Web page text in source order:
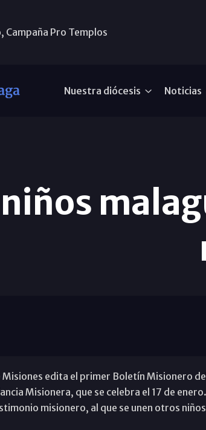
Campaña Pro Templos
Nuestra diócesis Noticias
niños
Misiones edita el primer Boletín Misionero
Misionera, que se celebra el 17 de
misionero, al que se unen otros